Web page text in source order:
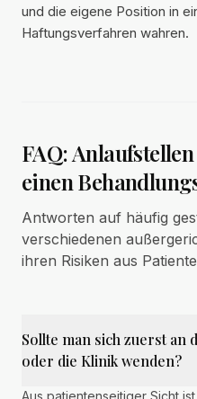
und die eigene Position in
Haftungsverfahren wahren.
FAQ:
einen
Antworten auf häufig
verschiedenen
ihren Risiken aus
Sollte man sich zuerst an
oder die Klinik wenden?
Aus patientenseitiger Sicht